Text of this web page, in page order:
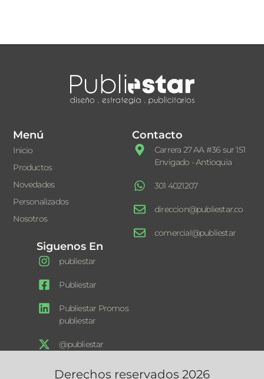
Menú
Inicio
Productos
Novedades
Personalizados
Nosotros
Contacto
Carrera 27 AA #36 sur 151
Envigado - Antioquia
301 4021207
direccion@publiestar.co
comercial@publiestar
Siguenos En
publiestar
Publiestar
Publiestar Promos
publiestar
@publiestar
Derechos reservados 2026